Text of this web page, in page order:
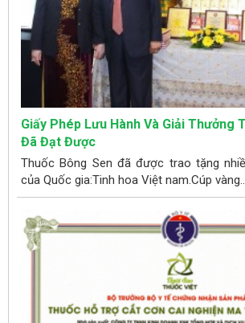
Giấy Phép Lưu Hành Và Giải Thưởng
Đã Đạt Được
Thuốc Bông Sen đã được trao tặng
của Quốc gia:Tinh hoa Việt nam.Cúp